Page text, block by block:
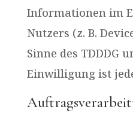
Informationen im
Nutzers (z. B.
Sinne des TDDDG
Einwilligung ist